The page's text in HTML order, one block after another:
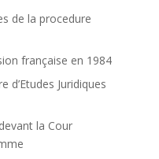
de la procedure
française en 1984
d’Etudes Juridiques
la Cour